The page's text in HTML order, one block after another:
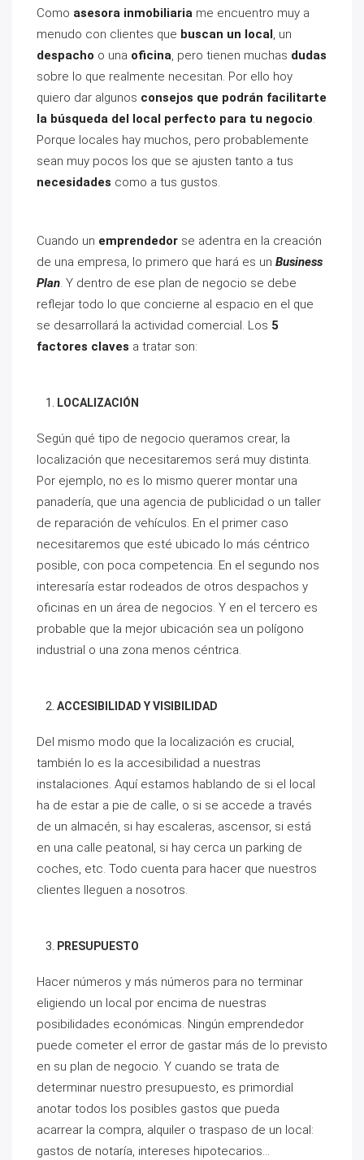
Como asesora inmobiliaria me encuentro muy a
menudo con clientes que buscan un local, un
despacho o una oficina, pero tienen muchas dudas
sobre lo que realmente necesitan. Por ello hoy
quiero dar algunos consejos que podrán facilitarte
la búsqueda del local perfecto para tu negocio.
Porque locales hay muchos, pero probablemente
sean muy pocos los que se ajusten tanto a tus
necesidades como a tus gustos.
Cuando un emprendedor se adentra en la creación
de una empresa, lo primero que hará es un Business
Plan. Y dentro de ese plan de negocio se debe
reflejar todo lo que concierne al espacio en el que
se desarrollará la actividad comercial. Los 5
factores claves a tratar son:
LOCALIZACIÓN
Según qué tipo de negocio queramos crear, la
localización que necesitaremos será muy distinta.
Por ejemplo, no es lo mismo querer montar una
panadería, que una agencia de publicidad o un taller
de reparación de vehículos. En el primer caso
necesitaremos que esté ubicado lo más céntrico
posible, con poca competencia. En el segundo nos
interesaría estar rodeados de otros despachos y
oficinas en un área de negocios. Y en el tercero es
probable que la mejor ubicación sea un polígono
industrial o una zona menos céntrica.
ACCESIBILIDAD Y VISIBILIDAD
Del mismo modo que la localización es crucial,
también lo es la accesibilidad a nuestras
instalaciones. Aquí estamos hablando de si el local
ha de estar a pie de calle, o si se accede a través
de un almacén, si hay escaleras, ascensor, si está
en una calle peatonal, si hay cerca un parking de
coches, etc. Todo cuenta para hacer que nuestros
clientes lleguen a nosotros.
PRESUPUESTO
Hacer números y más números para no terminar
eligiendo un local por encima de nuestras
posibilidades económicas. Ningún emprendedor
puede cometer el error de gastar más de lo previsto
en su plan de negocio. Y cuando se trata de
determinar nuestro presupuesto, es primordial
anotar todos los posibles gastos que pueda
acarrear la compra, alquiler o traspaso de un local:
gastos de notaría, intereses hipotecarios…